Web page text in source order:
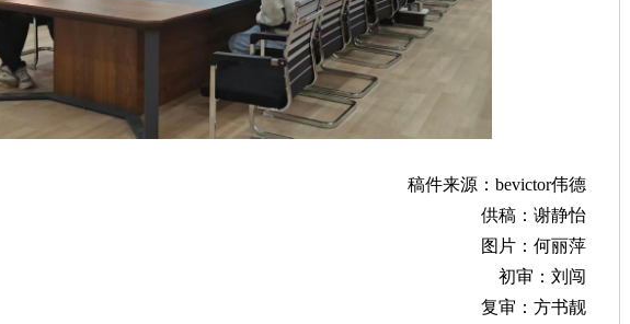
稿件来源：bevictor伟德
供稿：谢静怡
图片：何丽萍
初审：刘闯
复审：方书靓